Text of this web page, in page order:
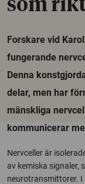
som
Forskare vid
fungerande
Denna
delar, men har
mänskliga
kommunicerar
Nervceller är
av kemiska signaler,
neurotransmittorer. I